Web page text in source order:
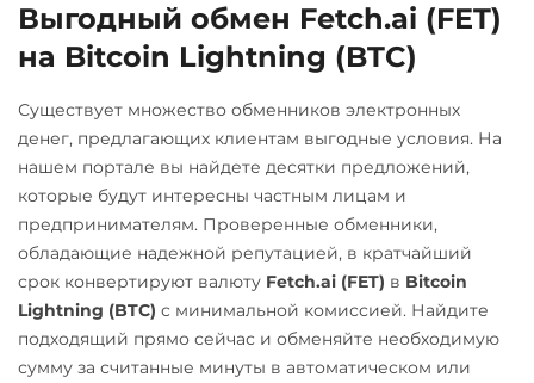
ERC20
Solana (SOL)
Sui
Tether (USDT)
Tezos (XTZ)
Райффайзен
UAH
УкрСиббанк UAH
NEAR Protocol
ONDO
Optimism (OP)
Pepe
Pol (ex-MATIC)
POL ERC20
Quant (QNT)
Ripple (XRP)
Shib
Выгодный обмен Fetch.ai (FET)
на Bitcoin Lightning (BTC)
Существует множество обменников электронных
денег, предлагающих клиентам выгодные условия. На
нашем портале вы найдете десятки предложений,
которые будут интересны частным лицам и
предпринимателям. Проверенные обменники,
обладающие надежной репутацией, в кратчайший
срок конвертируют валюту Fetch.ai (FET) в Bitcoin
Lightning (BTC) с минимальной комиссией. Найдите
подходящий прямо сейчас и обменяйте необходимую
сумму за считанные минуты в автоматическом или